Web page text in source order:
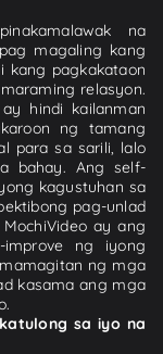
na
magaling kang
kang pagkakataon
relasyon.
hindi kailanman
ng tamang
para sa sarili, lalo
bahay. Ang self-
kagustuhan sa
pag-unlad
ay ang
ng iyong
ng mga
kasama ang mga
sa iyo na